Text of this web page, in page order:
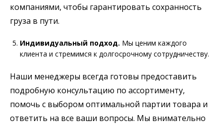
компаниями, чтобы гарантировать сохранность
груза в пути.
Индивидуальный подход. Мы ценим каждого
клиента и стремимся к долгосрочному сотрудничеству.
Наши менеджеры всегда готовы предоставить
подробную консультацию по ассортименту,
помочь с выбором оптимальной партии товара и
ответить на все ваши вопросы. Мы внимательно